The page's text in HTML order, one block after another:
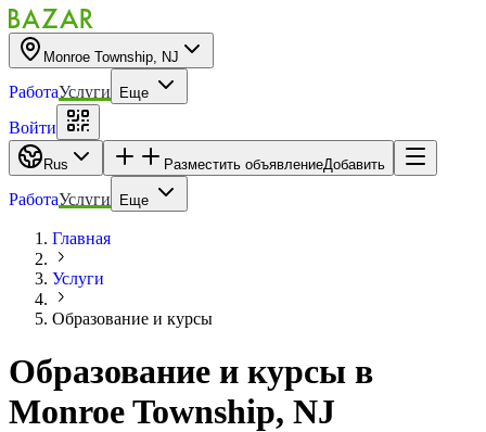
Monroe Township, NJ
РаботаУслуги Еще
Войти
Rus Разместить объявлениеДобавить
РаботаУслуги Еще
Главная
Услуги
Образование и курсы
Образование и курсы в
Monroe Township, NJ